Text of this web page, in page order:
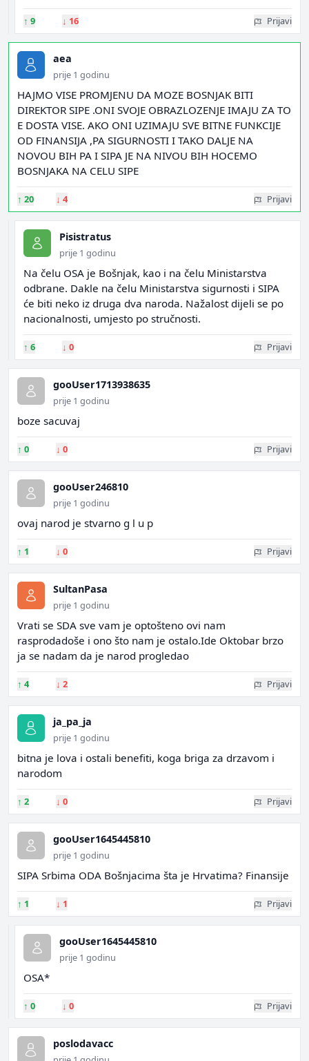
↑ 9 ↓ 16 Prijavi
aea
prije 1 godinu
HAJMO VISE PROMJENU DA MOZE BOSNJAK BITI
DIREKTOR SIPE .ONI SVOJE OBRAZLOZENJE IMAJU ZA TO
E DOSTA VISE. AKO ONI UZIMAJU SVE BITNE FUNKCIJE
OD FINANSIJA ,PA SIGURNOSTI I TAKO DALJE NA
NOVOU BIH PA I SIPA JE NA NIVOU BIH HOCEMO
BOSNJAKA NA CELU SIPE
↑ 20 ↓ 4 Prijavi
Pisistratus
prije 1 godinu
Na čelu OSA je Bošnjak, kao i na čelu Ministarstva
odbrane. Dakle na čelu Ministarstva sigurnosti i SIPA
će biti neko iz druga dva naroda. Nažalost dijeli se po
nacionalnosti, umjesto po stručnosti.
↑ 6 ↓ 0 Prijavi
gooUser1713938635
prije 1 godinu
boze sacuvaj
↑ 0 ↓ 0 Prijavi
gooUser246810
prije 1 godinu
ovaj narod je stvarno g l u p
↑ 1 ↓ 0 Prijavi
SultanPasa
prije 1 godinu
Vrati se SDA sve vam je optošteno ovi nam
rasprodadoše i ono što nam je ostalo.Ide Oktobar brzo
ja se nadam da je narod progledao
↑ 4 ↓ 2 Prijavi
ja_pa_ja
prije 1 godinu
bitna je lova i ostali benefiti, koga briga za drzavom i
narodom
↑ 2 ↓ 0 Prijavi
gooUser1645445810
prije 1 godinu
SIPA Srbima ODA Bošnjacima šta je Hrvatima? Finansije
↑ 1 ↓ 1 Prijavi
gooUser1645445810
prije 1 godinu
OSA*
↑ 0 ↓ 0 Prijavi
poslodavacc